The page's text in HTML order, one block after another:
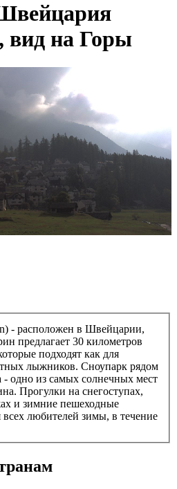
вид на Горы
предлагает 30 километров
подходят как для
лыжников. Сноупарк рядом
- одно из самых солнечных мест
Прогулки на снегоступах,
и зимние пешеходные
любителей зимы, в течение